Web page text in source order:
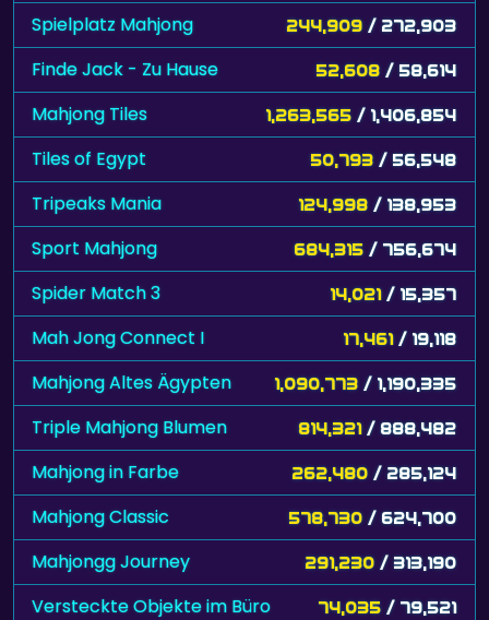
Spielplatz Mahjong 244,909 / 272,903
Finde Jack - Zu Hause 52,608 / 58,614
Mahjong Tiles 1,263,565 / 1,406,854
Tiles of Egypt 50,793 / 56,548
Tripeaks Mania 124,998 / 138,953
Sport Mahjong 684,315 / 756,674
Spider Match 3 14,021 / 15,357
Mah Jong Connect I 17,461 / 19,118
Mahjong Altes Ägypten 1,090,773 / 1,190,335
Triple Mahjong Blumen 814,321 / 888,482
Mahjong in Farbe 262,480 / 285,124
Mahjong Classic 578,730 / 624,700
Mahjongg Journey 291,230 / 313,190
Versteckte Objekte im Büro 74,035 / 79,521